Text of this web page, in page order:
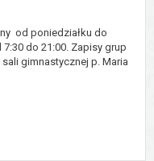
od poniedziałku do
do 21:00. Zapisy grup
gimnastycznej p. Maria